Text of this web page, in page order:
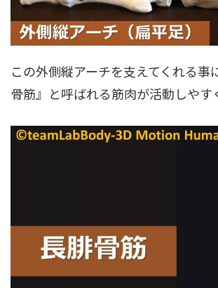
この外側縦アーチを支えてくれる事
骨筋』と呼ばれる筋肉が活動しやす